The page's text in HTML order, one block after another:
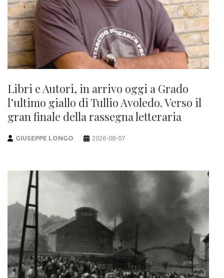
Libri e Autori, in arrivo oggi a Grado
l’ultimo giallo di Tullio Avoledo. Verso il
gran finale della rassegna letteraria
GIUSEPPE LONGO 2026-08-07